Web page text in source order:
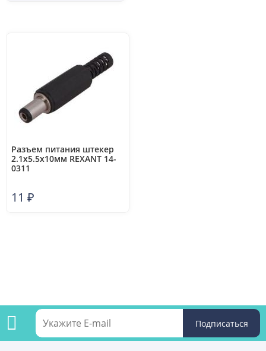
Разъем питания штекер
2.1х5.5х10мм REXANT 14-
0311
11 ₽